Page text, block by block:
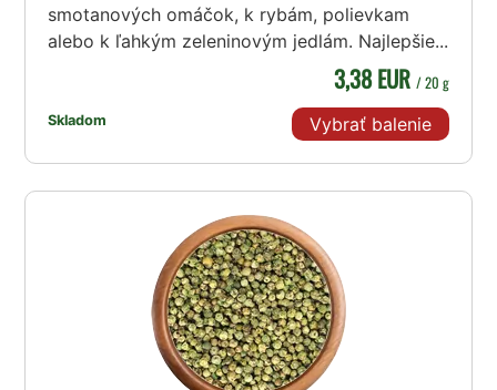
smotanových omáčok, k rybám, polievkam
alebo k ľahkým zeleninovým jedlám. Najlepšie...
Skladom
3,38 EUR / 20 g
Vybrať balenie